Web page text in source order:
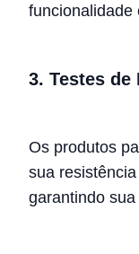
funcionalidade
3. Testes de
Os produtos
sua
garantindo